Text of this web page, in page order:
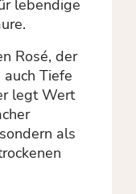
lebendige
Rosé, der
Tiefe
legt Wert
als